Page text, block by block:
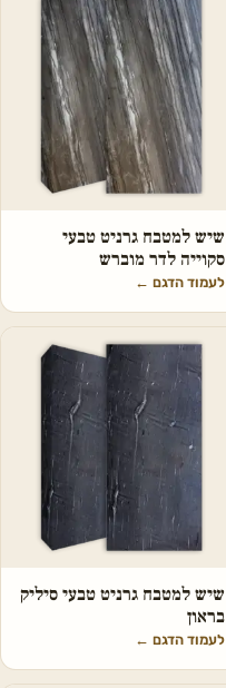
שיש למטבח גרניט טבעי
סקוייה לדר מוברש
לעמוד הדגם ←
שיש למטבח גרניט טבעי סיליק
בראון
לעמוד הדגם ←